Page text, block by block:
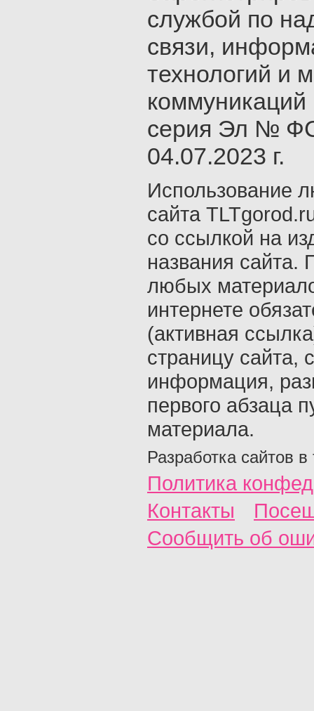
службой по
связи,
технологий и
серия Эл №
04.07.2023 г.
Использование
сайта
со ссылкой на
названия сайта.
любых
интернете
(активная
страницу сайта,
информация,
первого абзаца
материала.
Разработка сайтов в
Политика
Контакты
Сообщить об